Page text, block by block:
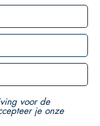
voor de
je onze